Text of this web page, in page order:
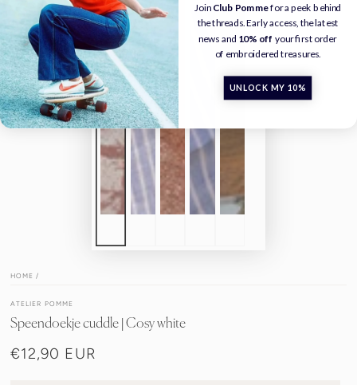
HOME /
ATELIER POMME
Speendoekje cuddle | Cosy white
Normale
€12,90 EUR
Join Club Pommefor a peek behind
the threads. Early access, the latest
news and 10% off your first order
of embroidered treasures.
UNLOCK MY 10%